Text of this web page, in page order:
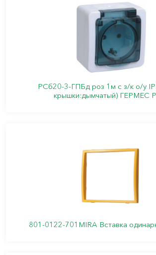
РСб20-3-ГПБд роз 1м с з/к о/у
крышки:дымчатый) ГЕРМЕС
801-0122-701MIRA Вставка